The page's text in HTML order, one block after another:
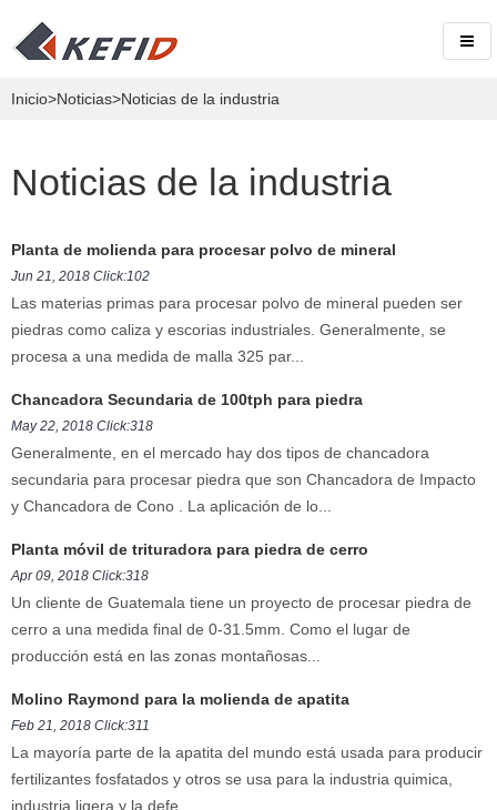
Inicio>Noticias>Noticias de la industria
Noticias de la industria
Planta de molienda para procesar polvo de mineral
Jun 21, 2018 Click:102
Las materias primas para procesar polvo de mineral pueden ser
piedras como caliza y escorias industriales. Generalmente, se
procesa a una medida de malla 325 par...
Chancadora Secundaria de 100tph para piedra
May 22, 2018 Click:318
Generalmente, en el mercado hay dos tipos de chancadora
secundaria para procesar piedra que son Chancadora de Impacto
y Chancadora de Cono . La aplicación de lo...
Planta móvil de trituradora para piedra de cerro
Apr 09, 2018 Click:318
Un cliente de Guatemala tiene un proyecto de procesar piedra de
cerro a una medida final de 0-31.5mm. Como el lugar de
producción está en las zonas montañosas...
Molino Raymond para la molienda de apatita
Feb 21, 2018 Click:311
La mayoría parte de la apatita del mundo está usada para producir
fertilizantes fosfatados y otros se usa para la industria quimica,
industria ligera y la defe...